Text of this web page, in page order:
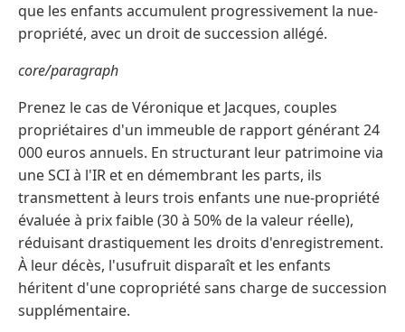
que les enfants accumulent progressivement la nue-
propriété, avec un droit de succession allégé.
core/paragraph
Prenez le cas de Véronique et Jacques, couples
propriétaires d'un immeuble de rapport générant 24
000 euros annuels. En structurant leur patrimoine via
une SCI à l'IR et en démembrant les parts, ils
transmettent à leurs trois enfants une nue-propriété
évaluée à prix faible (30 à 50% de la valeur réelle),
réduisant drastiquement les droits d'enregistrement.
À leur décès, l'usufruit disparaît et les enfants
héritent d'une copropriété sans charge de succession
supplémentaire.